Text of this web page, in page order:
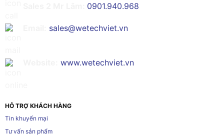
0901.940.968
sales@wetechviet.vn
www.wetechviet.vn
HỖ TRỢ KHÁCH HÀNG
Tin khuyến mại
Tư vấn sản phẩm